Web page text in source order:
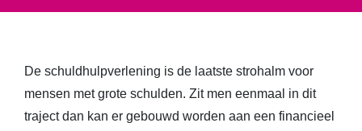
De schuldhulpverlening is de laatste strohalm voor
mensen met grote schulden. Zit men eenmaal in dit
traject dan kan er gebouwd worden aan een financieel